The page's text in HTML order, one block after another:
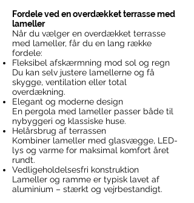
Fordele ved en overdækket terrasse med
lameller
Når du vælger en overdækket terrasse
med lameller, får du en lang række
fordele:
Fleksibel afskærmning mod sol og regn
Du kan selv justere lamellerne og få
skygge, ventilation eller total
overdækning.
Elegant og moderne design
En pergola med lameller passer både til
nybyggeri og klassiske huse.
Helårsbrug af terrassen
Kombiner lameller med glasvægge, LED-
lys og varme for maksimal komfort året
rundt.
Vedligeholdelsesfri konstruktion
Lameller og ramme er typisk lavet af
aluminium – stærkt og vejrbestandigt.